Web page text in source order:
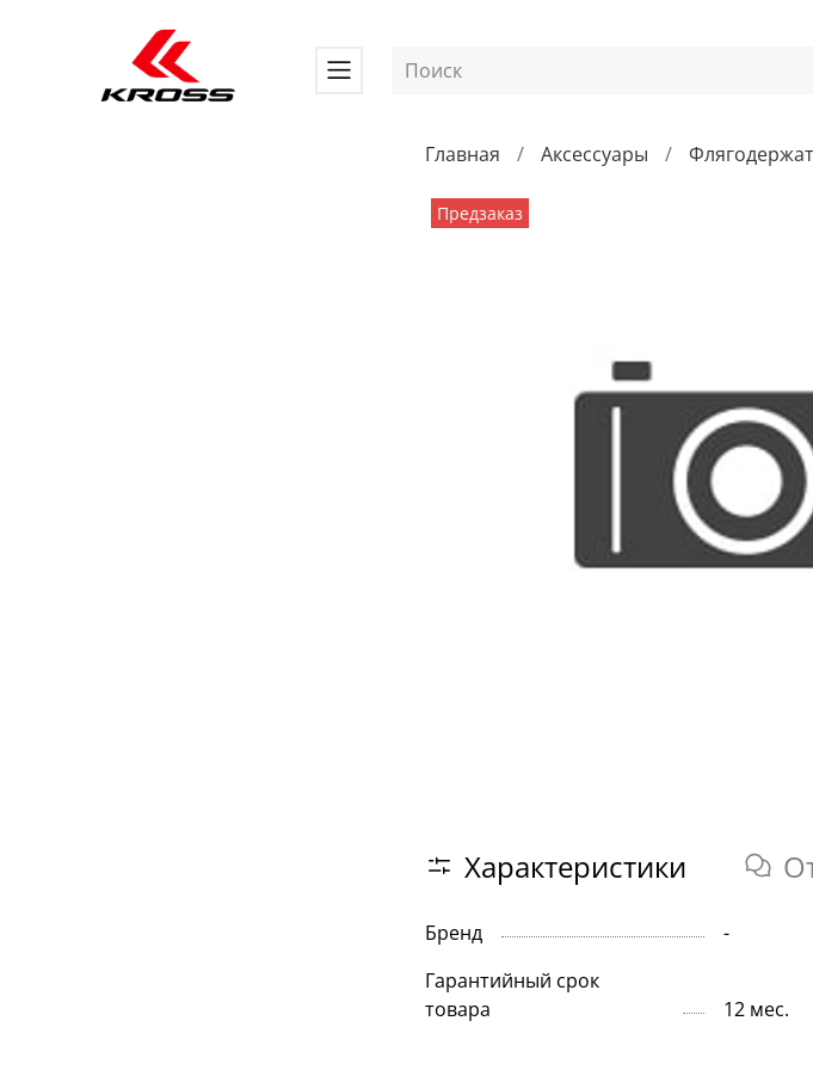
Главная Аксессуары
Предзаказ
Характеристики
Бренд -
Гарантийный срок
товара
12 мес.